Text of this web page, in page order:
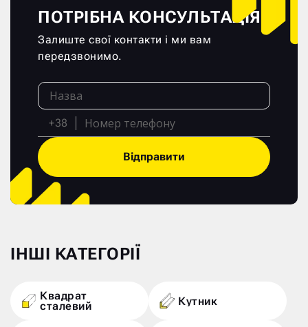
ПОТРІБНА КОНСУЛЬТАЦІЯ?
Залиште свої контакти і ми вам
передзвонимо.
+38
Відправити
ІНШІ КАТЕГОРІЇ
Квадрат
сталевий Кутник